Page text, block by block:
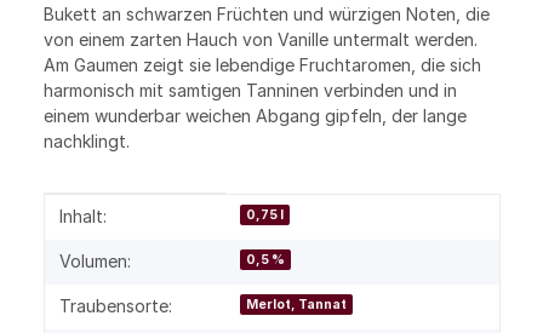
Bukett an schwarzen Früchten und würzigen Noten, die
von einem zarten Hauch von Vanille untermalt werden.
Am Gaumen zeigt sie lebendige Fruchtaromen, die sich
harmonisch mit samtigen Tanninen verbinden und in
einem wunderbar weichen Abgang gipfeln, der lange
nachklingt.
Produkteigenschaft
Wert
Inhalt: 0,75 l
Volumen: 0,5 %
Traubensorte: Merlot, Tannat